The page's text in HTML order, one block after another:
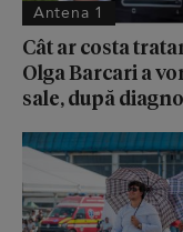
Antena 1
Cât ar costa
Olga Barcari a
sale, după